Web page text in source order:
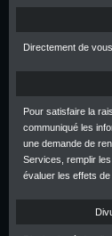
Directement de vous
Pour satisfaire la
communiqué les
une demande de
Services, remplir
évaluer les effets de